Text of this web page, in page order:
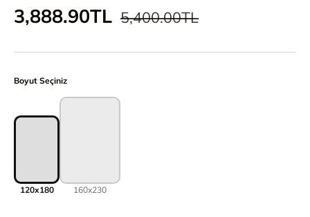
İndirimli fiyat
3,888.90TL Normal fiyat
5,400.00TL
Boyut Seçiniz
120x180 160x230